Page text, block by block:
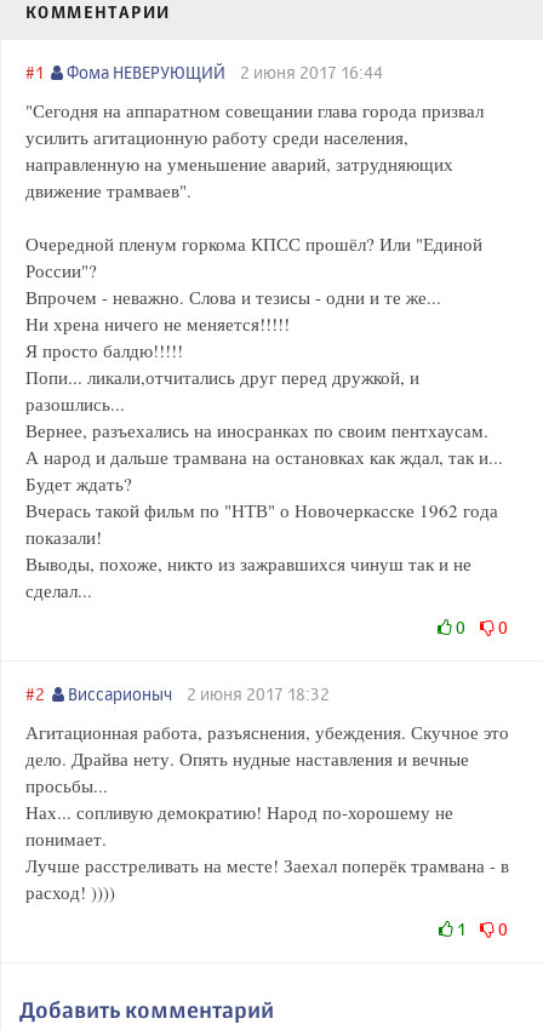
КОММЕНТАРИИ
#1 Фома НЕВЕРУЮЩИЙ 2 июня 2017 16:44
"Сегодня на аппаратном совещании глава города призвал
усилить агитационную работу среди населения,
направленную на уменьшение аварий, затрудняющих
движение трамваев".
Очередной пленум горкома КПСС прошёл? Или "Единой
России"?
Впрочем - неважно. Слова и тезисы - одни и те же...
Ни хрена ничего не меняется!!!!!
Я просто балдю!!!!!
Попи... ликали,отчитались друг перед дружкой, и
разошлись...
Вернее, разъехались на иносранках по своим пентхаусам.
А народ и дальше трамвана на остановках как ждал, так и...
Будет ждать?
Вчерась такой фильм по "НТВ" о Новочеркасске 1962 года
показали!
Выводы, похоже, никто из зажравшихся чинуш так и не
сделал...
0 0
#2 Виссарионыч 2 июня 2017 18:32
Агитационная работа, разъяснения, убеждения. Скучное это
дело. Драйва нету. Опять нудные наставления и вечные
просьбы...
Нах... сопливую демократию! Народ по-хорошему не
понимает.
Лучше расстреливать на месте! Заехал поперёк трамвана - в
расход! ))))
1 0
Добавить комментарий